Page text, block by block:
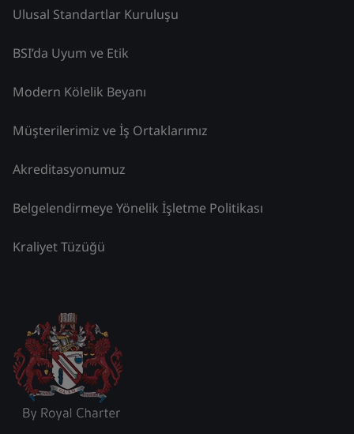
Ulusal Standartlar Kuruluşu
BSI’da Uyum ve Etik
Modern Kölelik Beyanı
Müşterilerimiz ve İş Ortaklarımız
Akreditasyonumuz
Belgelendirmeye Yönelik İşletme Politikası
Kraliyet Tüzüğü